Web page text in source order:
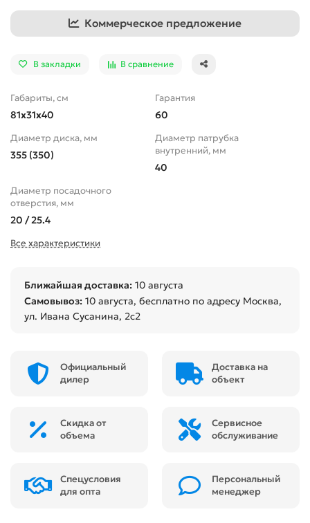
Коммерческое предложение
В закладки В сравнение
Габариты, см
81x31x40
Гарантия
60
Диаметр диска, мм
355 (350)
Диаметр патрубка
внутренний, мм
40
Диаметр посадочного
отверстия, мм
20 / 25.4
Все характеристики
Ближайшая доставка: 10 августа
Самовывоз: 10 августа, бесплатно по адресу Москва,
ул. Ивана Сусанина, 2с2
Официальный
дилер
Доставка на
объект
Скидка от
объема
Сервисное
обслуживание
Спецусловия
для опта
Персональный
менеджер